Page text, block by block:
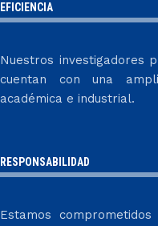
EFICIENCIA
Nuestros investigadores
cuentan con una
académica e industrial.
RESPONSABILIDAD
Estamos